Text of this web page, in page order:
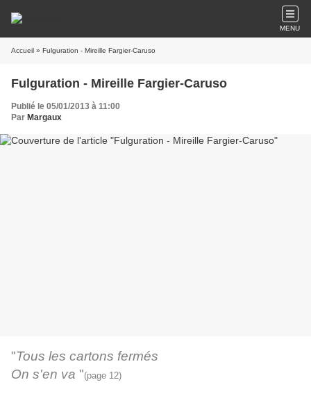
MENU
Accueil » Fulguration - Mireille Fargier-Caruso
Fulguration - Mireille Fargier-Caruso
Publié le 05/01/2013 à 11:00
Par Margaux
"Tous les cartons fermés
On s'en va "(page 12)